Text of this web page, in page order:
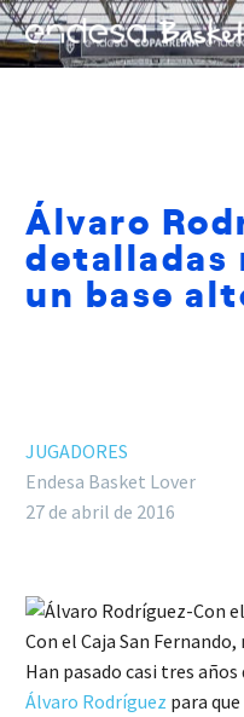
Álvaro
detalladas
un base
JUGADORES
Endesa Basket Lover
27 de abril de 2016
Con el Caja San Fernando,
Han pasado casi tres
Álvaro Rodríguez para